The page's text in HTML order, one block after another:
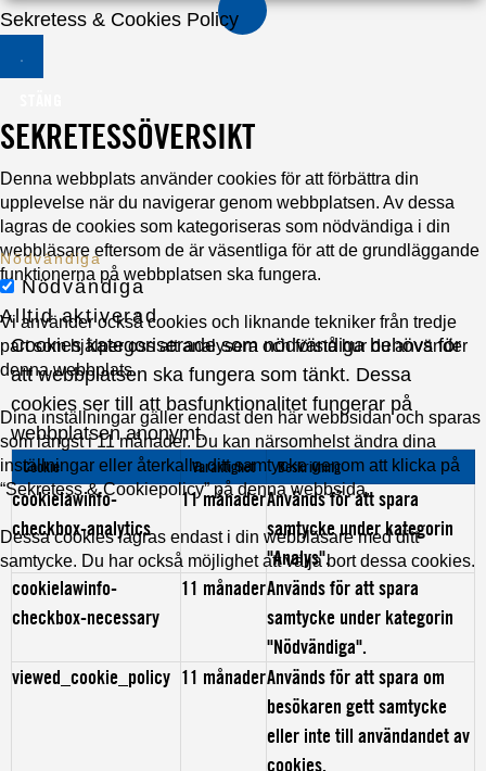
Sekretess & Cookies Policy
SEKRETESSÖVERSIKT
Denna webbplats använder cookies för att förbättra din
upplevelse när du navigerar genom webbplatsen. Av dessa
lagras de cookies som kategoriseras som nödvändiga i din
webbläsare eftersom de är väsentliga för att de grundläggande
funktionerna på webbplatsen ska fungera.
Vi använder också cookies och liknande tekniker från tredje
part som hjälper oss att analysera och förstå hur du använder
denna webbplats.
Dina inställningar gäller endast den här webbsidan och sparas
som längst i 11 månader. Du kan närsomhelst ändra dina
inställningar eller återkalla ditt samtycke genom att klicka på
“Sekretess & Cookiepolicy” på denna webbsida.
Dessa cookies lagras endast i din webbläsare med ditt
samtycke. Du har också möjlighet att välja bort dessa cookies.
Nödvändiga
Nödvändiga
Alltid aktiverad
Cookies kategoriserade som nödvändiga behövs för
att webbplatsen ska fungera som tänkt. Dessa
cookies ser till att basfunktionalitet fungerar på
webbplatsen anonymt.
Cookie Varaktighet Beskrivning
cookielawinfo-
checkbox-analytics
11 månaderAnvänds för att spara
samtycke under kategorin
"Analys".
cookielawinfo-
checkbox-necessary
11 månaderAnvänds för att spara
samtycke under kategorin
"Nödvändiga".
viewed_cookie_policy 11 månaderAnvänds för att spara om
besökaren gett samtycke
eller inte till användandet av
cookies.